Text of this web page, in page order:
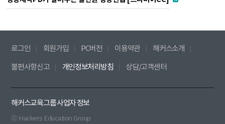
로그인 회원가입 PC버전 이용약관 해커스소개
불편사항신고 개인정보처리방침 상담/고객센터
해커스교육그룹 사업자 정보
ⓒ Hackers Education Group